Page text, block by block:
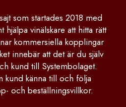
som startades 2018 med
hjälpa vinälskare att hitta rätt
kommersiella kopplingar
innebär att det är du själv
kund till Systembolaget.
kund känna till och följa
och beställningsvillkor.